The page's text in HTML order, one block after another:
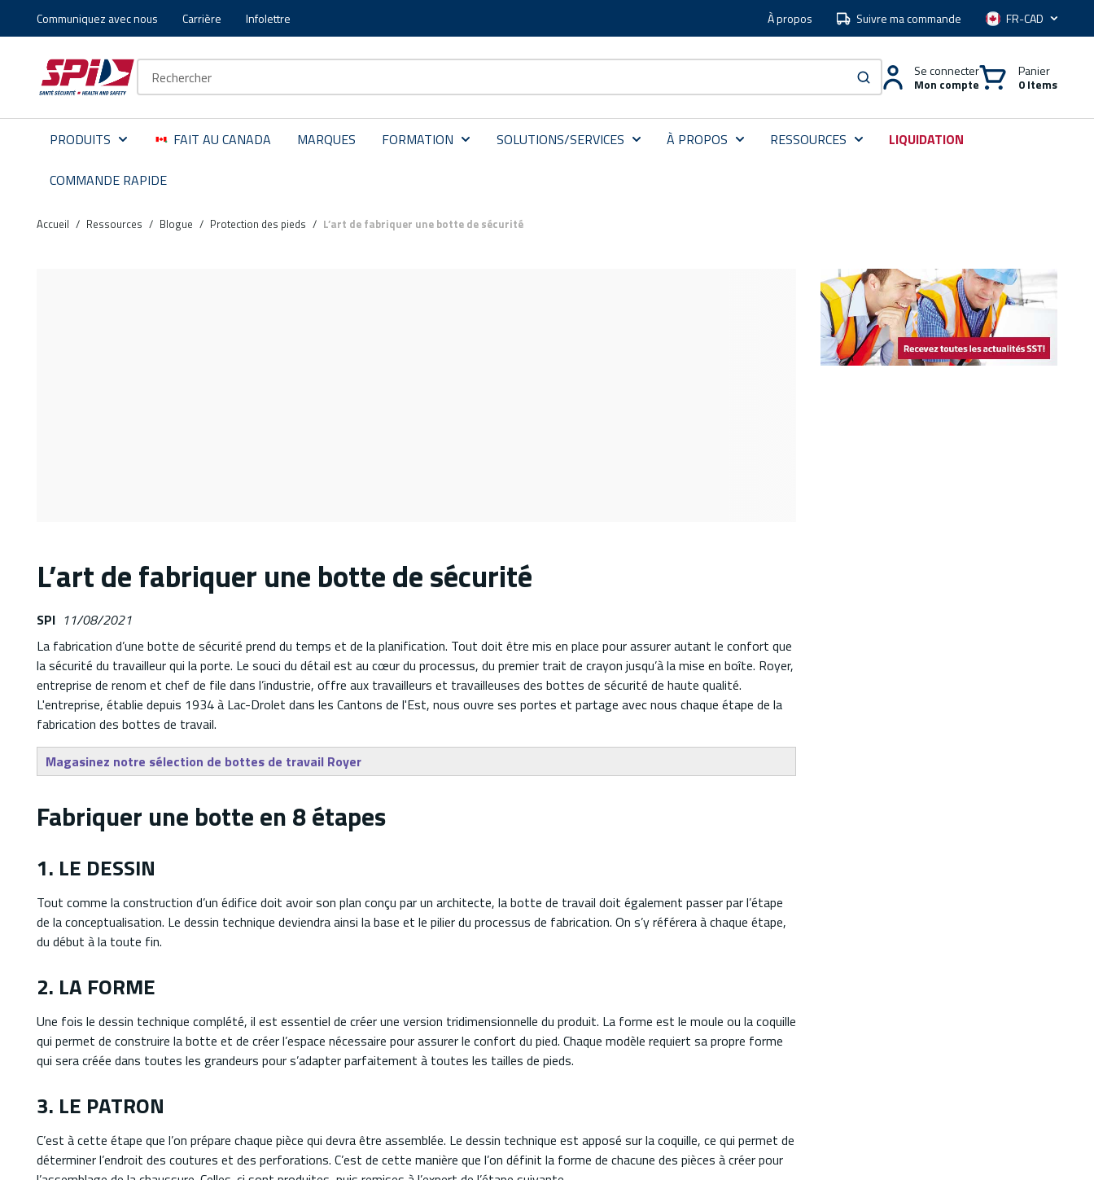
Aller au contenu principal
Skip to menu
Skip to footer
Communiquez avec nous Carrière Infolettre À propos Suivre ma commande Langue
soumettre une recherche
Se connecter
Mon compte
Panier
0 Items
PRODUITS FAIT AU CANADA MARQUES FORMATION SOLUTIONS/SERVICES À PROPOS RESSOURCES LIQUIDATION
COMMANDE RAPIDE
Accueil / Ressources / Blogue / Protection des pieds / L’art de fabriquer une botte de sécurité
L’art de fabriquer une botte de sécurité
SPI 11/08/2021
La fabrication d’une botte de sécurité prend du temps et de la planification. Tout doit être mis en place pour assurer autant le confort que
la sécurité du travailleur qui la porte. Le souci du détail est au cœur du processus, du premier trait de crayon jusqu’à la mise en boîte. Royer,
entreprise de renom et chef de file dans l’industrie, offre aux travailleurs et travailleuses des bottes de sécurité de haute qualité.
L'entreprise, établie depuis 1934 à Lac-Drolet dans les Cantons de l'Est, nous ouvre ses portes et partage avec nous chaque étape de la
fabrication des bottes de travail.
Magasinez notre sélection de bottes de travail Royer
Fabriquer une botte en 8 étapes
1. LE DESSIN
Tout comme la construction d’un édifice doit avoir son plan conçu par un architecte, la botte de travail doit également passer par l’étape
de la conceptualisation. Le dessin technique deviendra ainsi la base et le pilier du processus de fabrication. On s’y référera à chaque étape,
du début à la toute fin.
2. LA FORME
Une fois le dessin technique complété, il est essentiel de créer une version tridimensionnelle du produit. La forme est le moule ou la coquille
qui permet de construire la botte et de créer l’espace nécessaire pour assurer le confort du pied. Chaque modèle requiert sa propre forme
qui sera créée dans toutes les grandeurs pour s’adapter parfaitement à toutes les tailles de pieds.
3. LE PATRON
C’est à cette étape que l’on prépare chaque pièce qui devra être assemblée. Le dessin technique est apposé sur la coquille, ce qui permet de
déterminer l’endroit des coutures et des perforations. C’est de cette manière que l’on définit la forme de chacune des pièces à créer pour